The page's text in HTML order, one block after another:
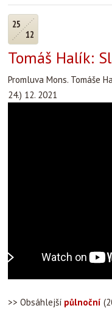
25
12
Tomáš Halík:
Promluva Mons. Tomáše
24.) 12. 2021
>> Obsáhlejší půlnoční